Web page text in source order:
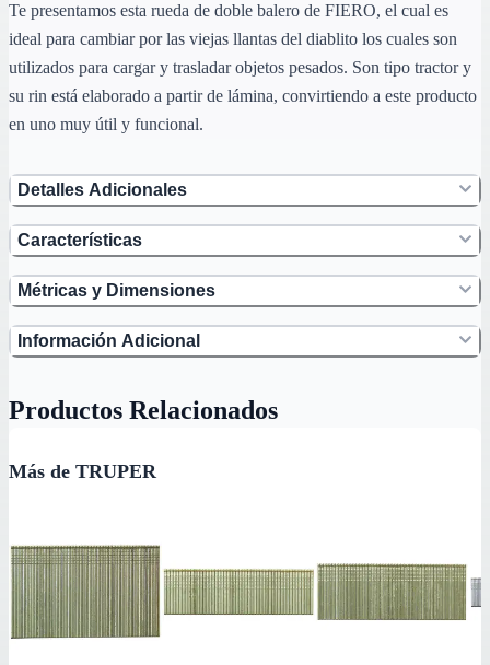
Te presentamos esta rueda de doble balero de FIERO, el cual es
ideal para cambiar por las viejas llantas del diablito los cuales son
utilizados para cargar y trasladar objetos pesados. Son tipo tractor y
su rin está elaborado a partir de lámina, convirtiendo a este producto
en uno muy útil y funcional.
Detalles Adicionales
Características
Métricas y Dimensiones
Información Adicional
Productos Relacionados
Más de TRUPER